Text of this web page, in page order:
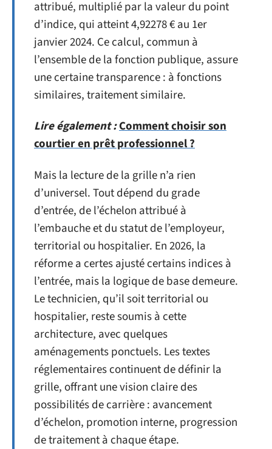
attribué, multiplié par la valeur du point
d’indice, qui atteint 4,92278 € au 1er
janvier 2024. Ce calcul, commun à
l’ensemble de la fonction publique, assure
une certaine transparence : à fonctions
similaires, traitement similaire.
Lire également :Comment choisir son
courtier en prêt professionnel ?
Mais la lecture de la grille n’a rien
d’universel. Tout dépend du grade
d’entrée, de l’échelon attribué à
l’embauche et du statut de l’employeur,
territorial ou hospitalier. En 2026, la
réforme a certes ajusté certains indices à
l’entrée, mais la logique de base demeure.
Le technicien, qu’il soit territorial ou
hospitalier, reste soumis à cette
architecture, avec quelques
aménagements ponctuels. Les textes
réglementaires continuent de définir la
grille, offrant une vision claire des
possibilités de carrière : avancement
d’échelon, promotion interne, progression
de traitement à chaque étape.